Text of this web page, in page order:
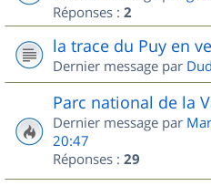
Réponses : 2
la trace du Puy en
Dernier message par
Parc national de la
Dernier message par
20:47
Réponses : 29